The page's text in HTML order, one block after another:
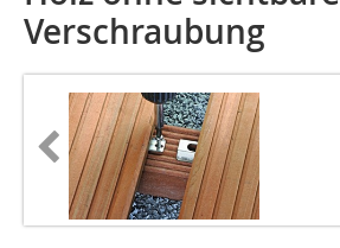
Verschraubung